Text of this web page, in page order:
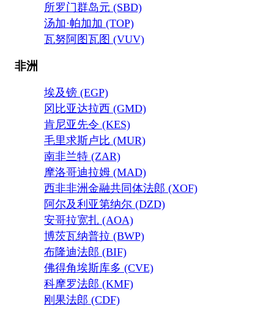
所罗门群岛元 (SBD)
汤加·帕加加 (TOP)
瓦努阿图瓦图 (VUV)
非洲
埃及镑 (EGP)
冈比亚达拉西 (GMD)
肯尼亚先令 (KES)
毛里求斯卢比 (MUR)
南非兰特 (ZAR)
摩洛哥迪拉姆 (MAD)
西非非洲金融共同体法郎 (XOF)
阿尔及利亚第纳尔 (DZD)
安哥拉宽扎 (AOA)
博茨瓦纳普拉 (BWP)
布隆迪法郎 (BIF)
佛得角埃斯库多 (CVE)
科摩罗法郎 (KMF)
刚果法郎 (CDF)